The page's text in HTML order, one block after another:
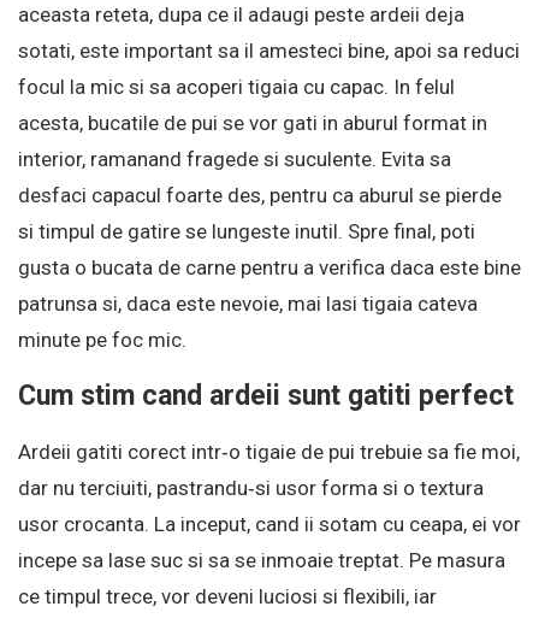
aceasta reteta, dupa ce il adaugi peste ardeii deja
sotati, este important sa il amesteci bine, apoi sa reduci
focul la mic si sa acoperi tigaia cu capac. In felul
acesta, bucatile de pui se vor gati in aburul format in
interior, ramanand fragede si suculente. Evita sa
desfaci capacul foarte des, pentru ca aburul se pierde
si timpul de gatire se lungeste inutil. Spre final, poti
gusta o bucata de carne pentru a verifica daca este bine
patrunsa si, daca este nevoie, mai lasi tigaia cateva
minute pe foc mic.
Cum stim cand ardeii sunt gatiti perfect
Ardeii gatiti corect intr‑o tigaie de pui trebuie sa fie moi,
dar nu terciuiti, pastrandu‑si usor forma si o textura
usor crocanta. La inceput, cand ii sotam cu ceapa, ei vor
incepe sa lase suc si sa se inmoaie treptat. Pe masura
ce timpul trece, vor deveni luciosi si flexibili, iar